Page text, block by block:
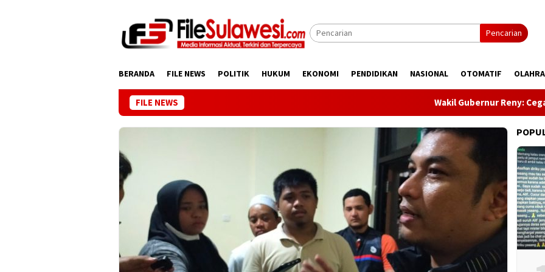
Pencarian
BERANDA FILE NEWS POLITIK HUKUM EKONOMI PENDIDIKAN NASIONAL OTOMATIF
FILE NEWS Wakil Gubernur Reny: Cegah